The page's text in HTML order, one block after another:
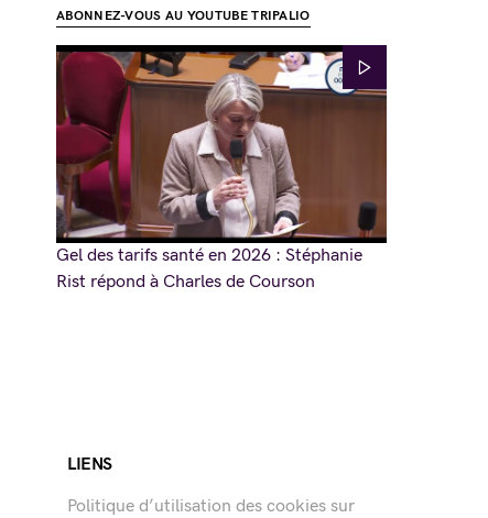
ABONNEZ-VOUS AU YOUTUBE TRIPALIO
Gel des tarifs santé en 2026 : Stéphanie
Rist répond à Charles de Courson
LIENS
Politique d’utilisation des cookies sur